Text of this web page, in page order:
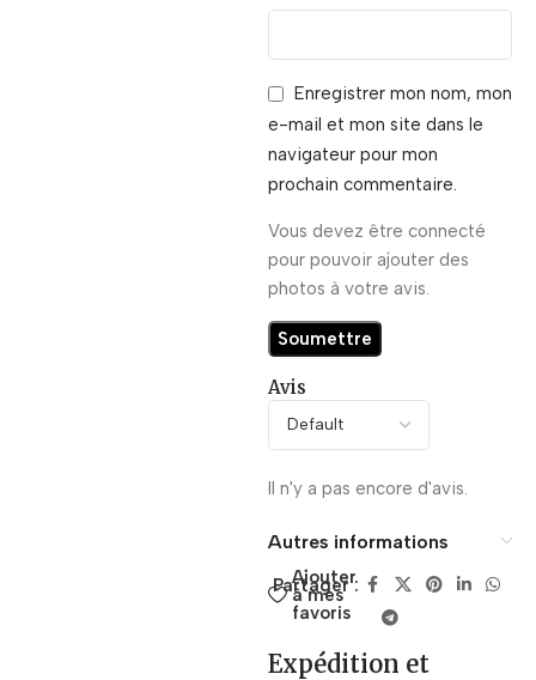
Avis
Il n'y a pas encore d'avis.
Enregistrer mon nom, mon
e-mail et mon site dans le
navigateur pour mon
prochain commentaire.
Vous devez être connecté
pour pouvoir ajouter des
photos à votre avis.
Autres informations
Ajouter
à mes
favoris
Partager :
Expédition et